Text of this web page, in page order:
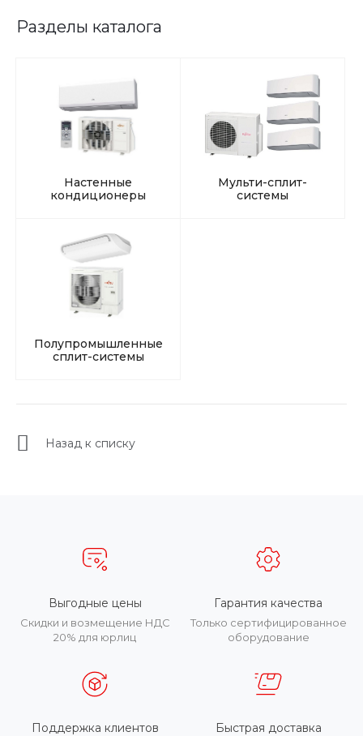
Разделы каталога
Настенные
кондиционеры
Мульти-сплит-
системы
Полупромышленные
сплит-системы
Назад к списку
Выгодные цены
Скидки и возмещение НДС
20% для юрлиц
Гарантия качества
Только сертифицированное
оборудование
Поддержка клиентов Быстрая доставка